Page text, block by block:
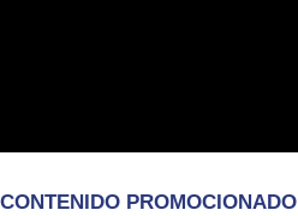
CONTENIDO PROMOCIONADO